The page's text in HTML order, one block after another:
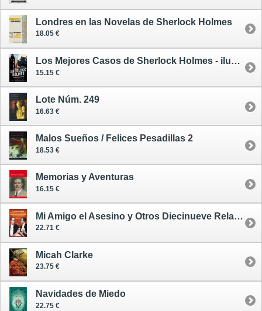
Londres en las Novelas de Sherlock Holmes
18.05 €
Los Mejores Casos de Sherlock Holmes - ilustrado
15.15 €
Lote Núm. 249
16.63 €
Malos Sueños / Felices Pesadillas 2
18.53 €
Memorias y Aventuras
16.15 €
Mi Amigo el Asesino y Otros Diecinueve Relatos Inéditos
22.71 €
Micah Clarke
23.75 €
Navidades de Miedo
22.75 €